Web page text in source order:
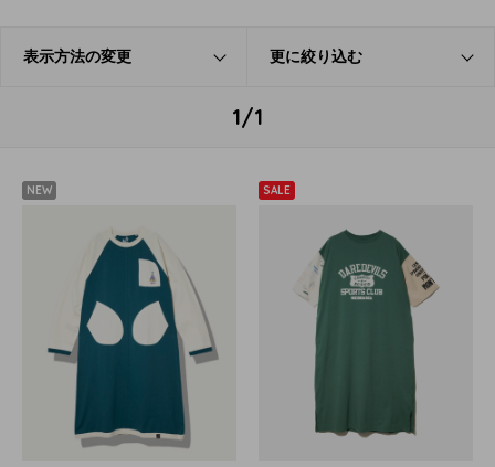
表示方法の変更 更に絞り込む
1/1
NEW SALE